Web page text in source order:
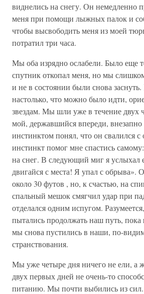
виднелись на снегу. Он немедленно
меня при помощи лыжных палок и
чтобы высвободить меня из моей
потратил три часа.
Мы оба изрядно ослабели. Было еще
спутник откопал меня, но мы
и не в состоянии были снова
настолько, что можно было идти,
звездам. Мы шли уже в течение двух
мой, державшийся впереди,
инстинктом понял, что он свалился
инстинкт помог мне спастись
на снег. В следующий миг я услыхал
двигайся с места! Я упал с обрыва».
около 30 футов , но, к счастью, на
спальный мешок смягчил удар при
отделался одним испугом.
пытались продолжать наш путь, пока
мы снова пустились в наши, по-
странствования.
Мы уже четыре дня ничего не ели, а
двух первых дней не очень-то
питанию. Мы почти выбились из сил.